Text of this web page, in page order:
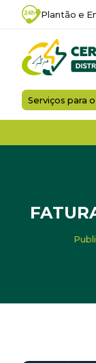
Plantão e
Serviços para
Noticias